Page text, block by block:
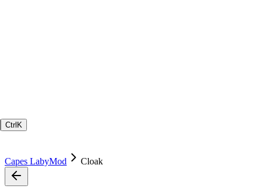
Ctrl K
Capes LabyMod Cloak